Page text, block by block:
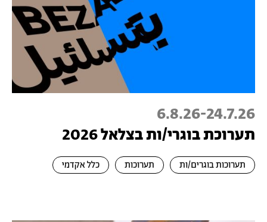
24.7.26
-
6.8.26
תערוכת בוגרי/ות בצלאל 2026
תערוכות בוגרים/ות תערוכות כלל אקדמי